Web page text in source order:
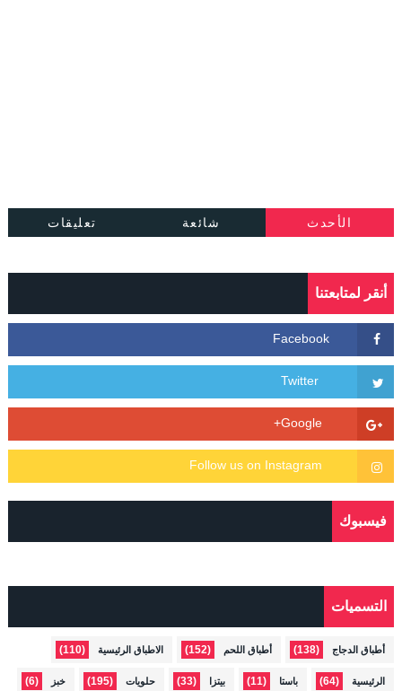
الأحدث شائعة تعليقات
أنقر لمتابعتنا
فيسبوك
التسميات
أطباق الدجاج (138) أطباق اللحم (152) الاطباق الرئيسية (110)
الرئيسية (64) باستا (11) بيتزا (33) حلويات (195) خبز (6)